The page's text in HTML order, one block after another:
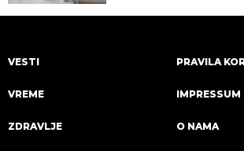
VESTI
VREME
ZDRAVLJE
PRAVILA
IMPRESSUM
O NAMA